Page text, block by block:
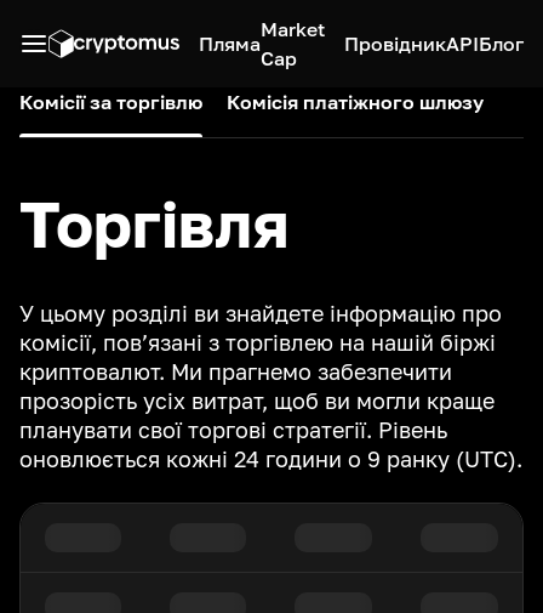
Пляма
Market
Cap
ПровідникAPIБлог
Комісії за торгівлю Комісія платіжного шлюзу
Торгівля
У цьому розділі ви знайдете інформацію про
комісії, пов’язані з торгівлею на нашій біржі
криптовалют. Ми прагнемо забезпечити
прозорість усіх витрат, щоб ви могли краще
планувати свої торгові стратегії. Рівень
оновлюється кожні 24 години о 9 ранку (UTC).